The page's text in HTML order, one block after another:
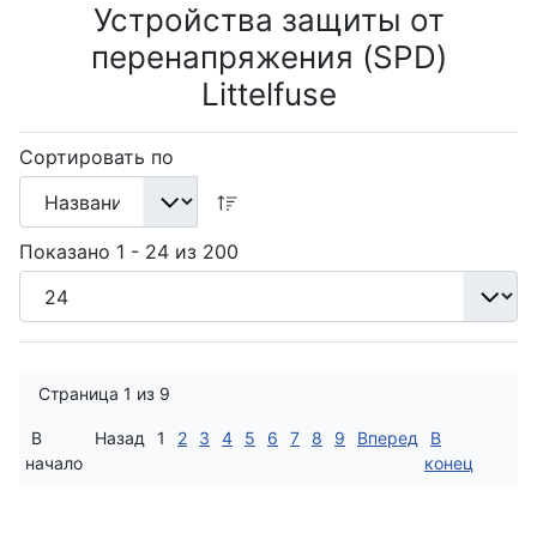
Устройства защиты от
перенапряжения (SPD)
Littelfuse
Сортировать по
Показано 1 - 24 из 200
Страница 1 из 9
В
начало
Назад 1 2 3 4 5 6 7 8 9 Вперед
В
конец